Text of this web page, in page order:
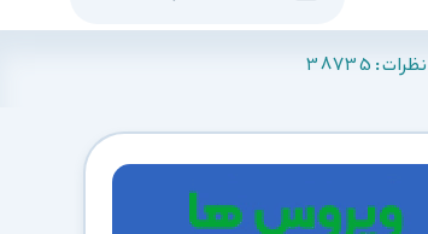
نظرات : 38735